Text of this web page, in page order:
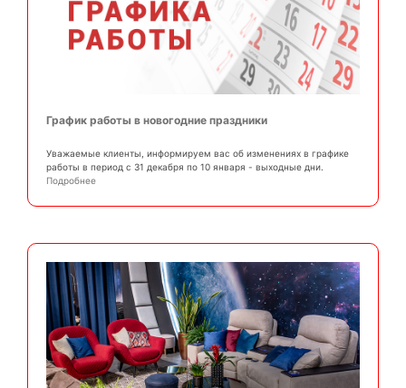
График работы в новогодние праздники
Уважаемые клиенты, информируем вас об изменениях в графике
работы в период с 31 декабря по 10 января - выходные дни.
Подробнее